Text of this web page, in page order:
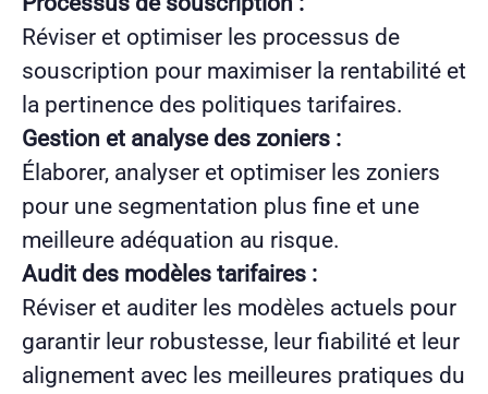
Réviser et optimiser les processus de
souscription pour maximiser la rentabilité et
la pertinence des politiques tarifaires.
Gestion et analyse des zoniers :
Élaborer, analyser et optimiser les zoniers
pour une segmentation plus fine et une
meilleure adéquation au risque.
Audit des modèles tarifaires :
Réviser et auditer les modèles actuels pour
garantir leur robustesse, leur fiabilité et leur
alignement avec les meilleures pratiques du